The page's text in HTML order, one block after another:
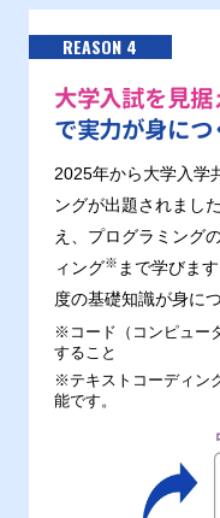
REASON 4
大学入試を見
で実力が身につ
2025年から大学入学
ングが出題されまし
え、プログラミング
ィング※ まで学びま
度の基礎知識が身につ
※コード（コンピュー
すること
※テキストコーディン
能です。